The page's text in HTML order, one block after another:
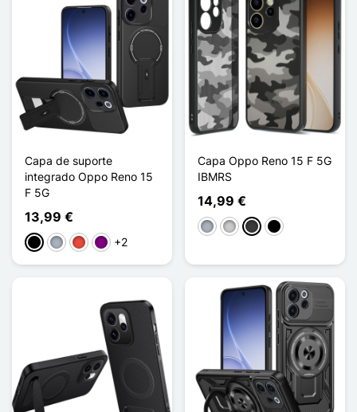
Capa de suporte
integrado Oppo Reno 15
F 5G
13,99 €
PretoCinzentoVermelho
Púrpura
+2
Capa Oppo Reno 15 F 5G
IBMRS
14,99 €
CinzentoTransparente
Cinzento escuro
Noir Mat